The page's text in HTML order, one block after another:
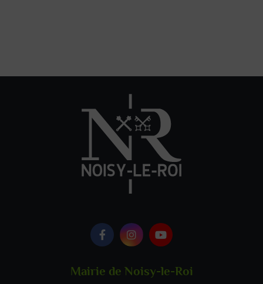
Logo Facebook
Logo Instagram
Logo Youtube
Mairie de Noisy-le-Roi